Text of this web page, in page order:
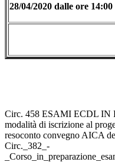
28/04/2020 dalle ore
Circ. 458 ESAMI ECDL IN
modalità di iscrizione al
resoconto convegno AICA
Circ._382_-